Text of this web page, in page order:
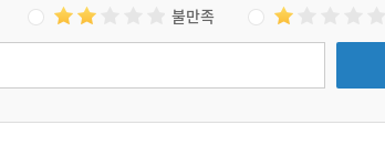
서 함이니라.”이다.
불만족